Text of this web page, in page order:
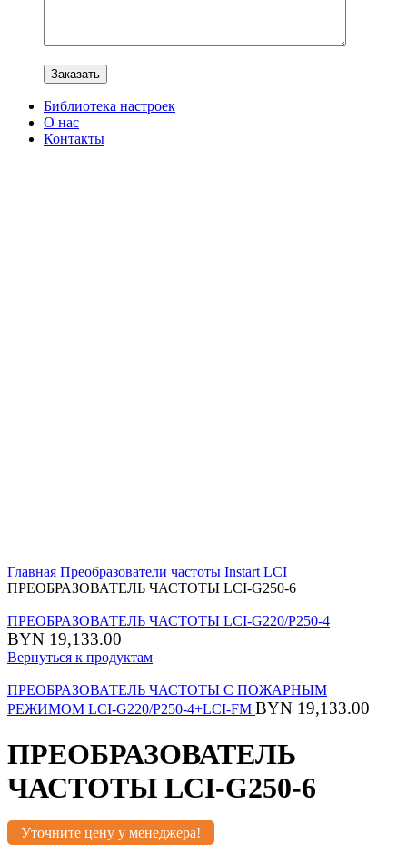
Библиотека настроек
О нас
Контакты
Главная Преобразователи частоты Instart LCI
ПРЕОБРАЗОВАТЕЛЬ ЧАСТОТЫ LCI-G250-6
ПРЕОБРАЗОВАТЕЛЬ ЧАСТОТЫ LCI-G220/P250-4
BYN 19,133.00
Вернуться к продуктам
ПРЕОБРАЗОВАТЕЛЬ ЧАСТОТЫ С ПОЖАРНЫМ
РЕЖИМОМ LCI-G220/P250-4+LCI-FM BYN 19,133.00
ПРЕОБРАЗОВАТЕЛЬ
ЧАСТОТЫ LCI-G250-6
Уточните цену у менеджера!